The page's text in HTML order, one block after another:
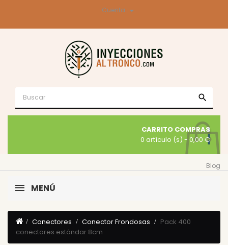
Cuenta 
search
CARRITO COMPRAS
0 artículo (s) - 0,00 €
Blog
MENÚ
Conectores Conector Frondosas
Pack 400
conectores estándar 8cm